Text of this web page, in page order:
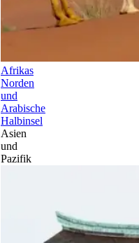
Afrikas
Norden
und
Arabische
Halbinsel
Asien
und
Pazifik